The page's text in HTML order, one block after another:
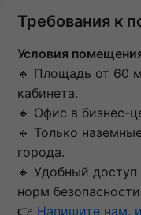
Требования к
Условия
🔸 Площадь от 60
кабинета.
🔸 Офис в бизнес-
🔸 Только
города.
🔸 Удобный
норм
👉 Напишите нам,